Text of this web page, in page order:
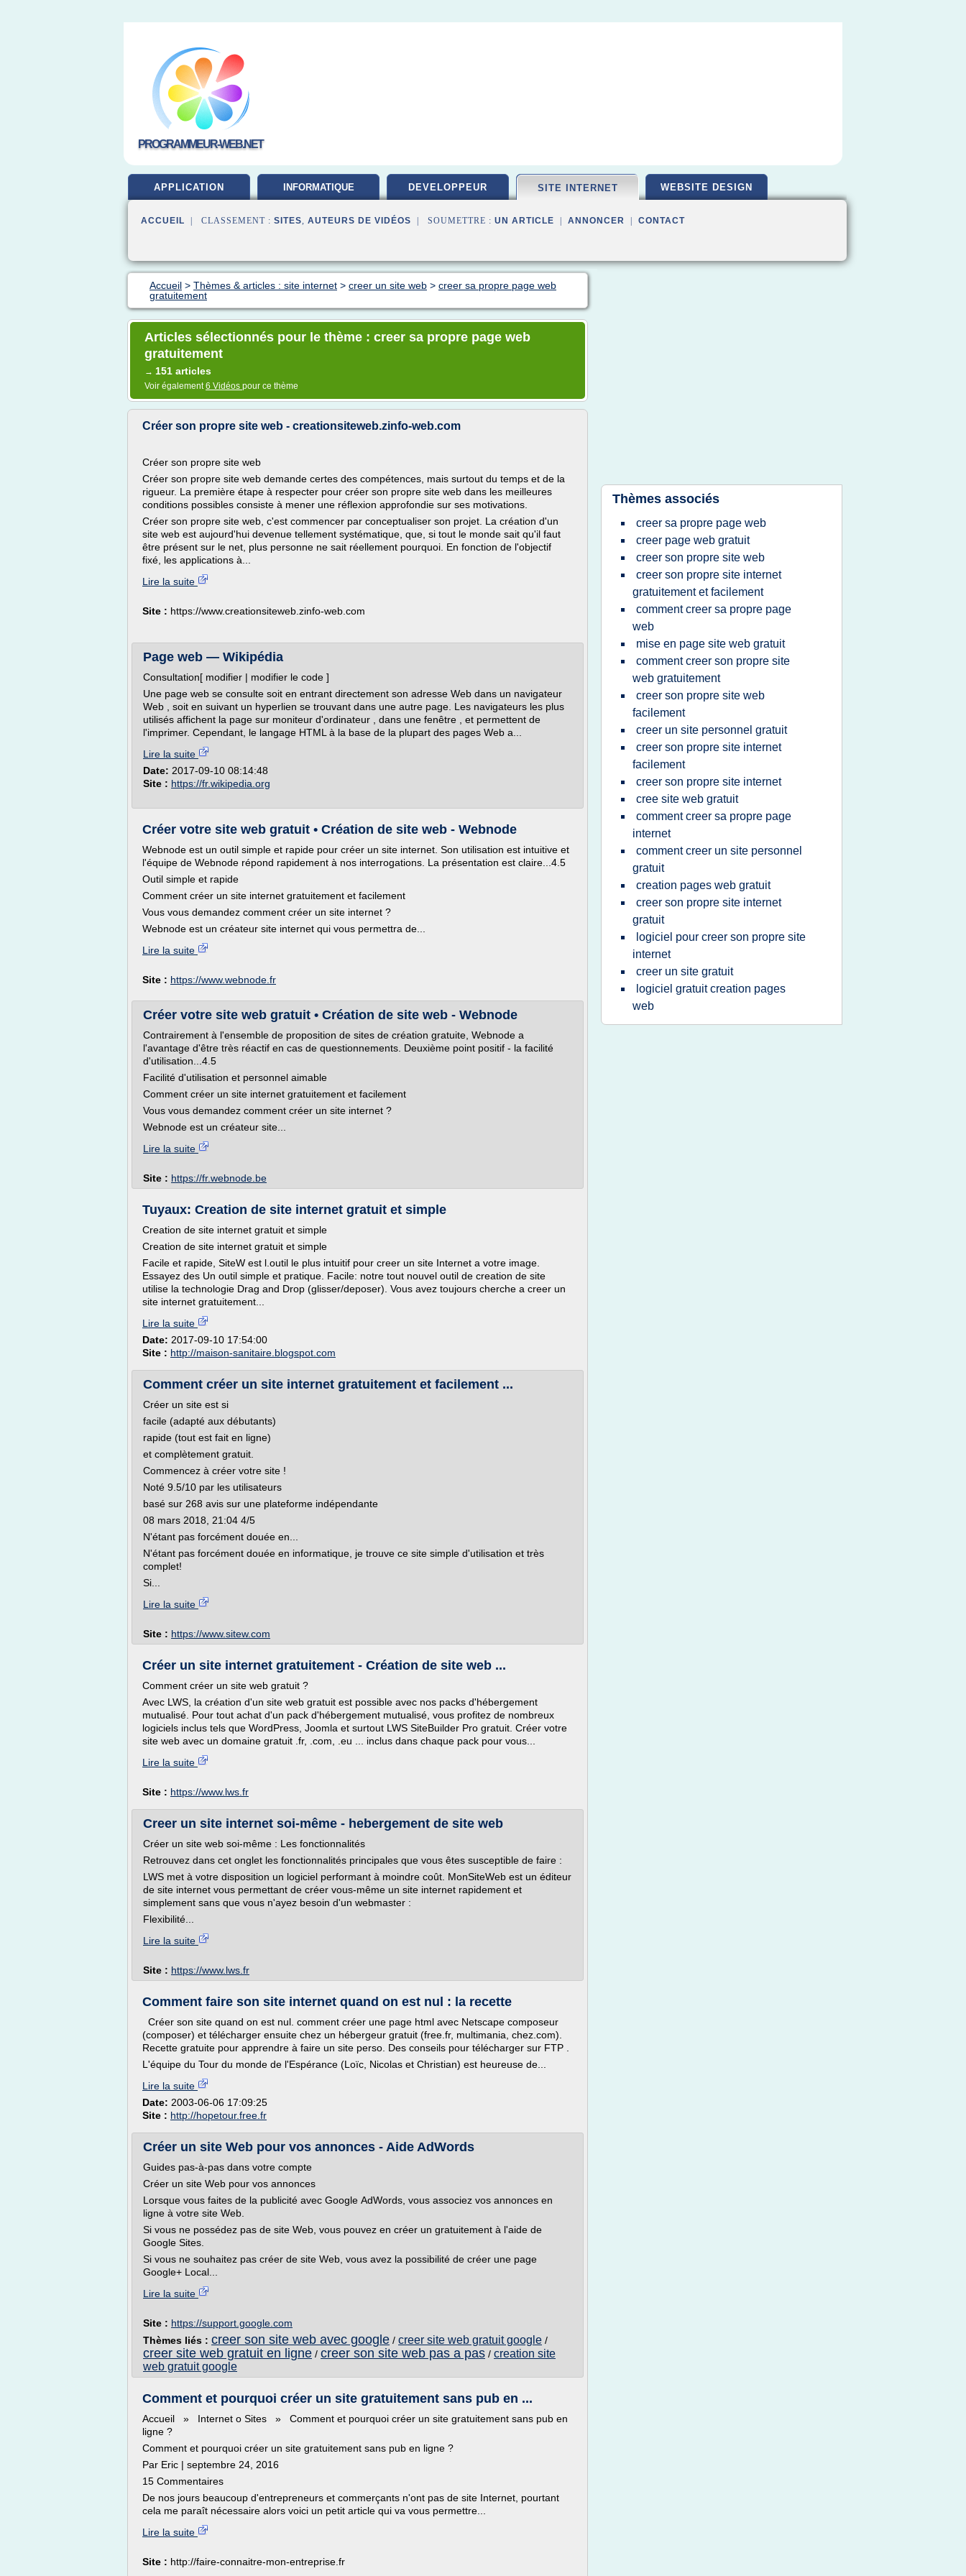
PROGRAMMEUR-WEB.NET
APPLICATION INFORMATIQUE DEVELOPPEUR SITE INTERNET WEBSITE DESIGN
ACCUEIL | CLASSEMENT : SITES, AUTEURS DE VIDÉOS | SOUMETTRE : UN ARTICLE ANNONCER CONTACT
Accueil > Thèmes & articles : site internet > creer un site web > creer sa propre page web
gratuitement
Articles sélectionnés pour le thème : creer sa propre page web
gratuitement
→ 151 articles
Voir également6 Vidéos pour ce thème
Créer son propre site web - creationsiteweb.zinfo-web.com
Créer son propre site web
Créer son propre site web demande certes des compétences, mais surtout du temps et de la
rigueur. La première étape à respecter pour créer son propre site web dans les meilleures
conditions possibles consiste à mener une réflexion approfondie sur ses motivations.
Créer son propre site web, c'est commencer par conceptualiser son projet. La création d'un
site web est aujourd'hui devenue tellement systématique, que, si tout le monde sait qu'il faut
être présent sur le net, plus personne ne sait réellement pourquoi. En fonction de l'objectif
fixé, les applications à...
Lire la suite
Site : https://www.creationsiteweb.zinfo-web.com
Page web — Wikipédia
Consultation[ modifier | modifier le code ]
Une page web se consulte soit en entrant directement son adresse Web dans un navigateur
Web , soit en suivant un hyperlien se trouvant dans une autre page. Les navigateurs les plus
utilisés affichent la page sur moniteur d'ordinateur , dans une fenêtre , et permettent de
l'imprimer. Cependant, le langage HTML à la base de la plupart des pages Web a...
Lire la suite
Date: 2017-09-10 08:14:48
Site : https://fr.wikipedia.org
Créer votre site web gratuit • Création de site web - Webnode
Webnode est un outil simple et rapide pour créer un site internet. Son utilisation est intuitive et
l'équipe de Webnode répond rapidement à nos interrogations. La présentation est claire...4.5
Outil simple et rapide
Comment créer un site internet gratuitement et facilement
Vous vous demandez comment créer un site internet ?
Webnode est un créateur site internet qui vous permettra de...
Lire la suite
Site : https://www.webnode.fr
Créer votre site web gratuit • Création de site web - Webnode
Contrairement à l'ensemble de proposition de sites de création gratuite, Webnode a
l'avantage d'être très réactif en cas de questionnements. Deuxième point positif - la facilité
d'utilisation...4.5
Facilité d'utilisation et personnel aimable
Comment créer un site internet gratuitement et facilement
Vous vous demandez comment créer un site internet ?
Webnode est un créateur site...
Lire la suite
Site : https://fr.webnode.be
Tuyaux: Creation de site internet gratuit et simple
Creation de site internet gratuit et simple
Creation de site internet gratuit et simple
Facile et rapide, SiteW est l.outil le plus intuitif pour creer un site Internet a votre image.
Essayez des Un outil simple et pratique. Facile: notre tout nouvel outil de creation de site
utilise la technologie Drag and Drop (glisser/deposer). Vous avez toujours cherche a creer un
site internet gratuitement...
Lire la suite
Date: 2017-09-10 17:54:00
Site : http://maison-sanitaire.blogspot.com
Comment créer un site internet gratuitement et facilement ...
Créer un site est si
facile (adapté aux débutants)
rapide (tout est fait en ligne)
et complètement gratuit.
Commencez à créer votre site !
Noté 9.5/10 par les utilisateurs
basé sur 268 avis sur une plateforme indépendante
08 mars 2018, 21:04 4/5
N'étant pas forcément douée en...
N'étant pas forcément douée en informatique, je trouve ce site simple d'utilisation et très
complet!
Si...
Lire la suite
Site : https://www.sitew.com
Créer un site internet gratuitement - Création de site web ...
Comment créer un site web gratuit ?
Avec LWS, la création d'un site web gratuit est possible avec nos packs d'hébergement
mutualisé. Pour tout achat d'un pack d'hébergement mutualisé, vous profitez de nombreux
logiciels inclus tels que WordPress, Joomla et surtout LWS SiteBuilder Pro gratuit. Créer votre
site web avec un domaine gratuit .fr, .com, .eu ... inclus dans chaque pack pour vous...
Lire la suite
Site : https://www.lws.fr
Creer un site internet soi-même - hebergement de site web
Créer un site web soi-même : Les fonctionnalités
Retrouvez dans cet onglet les fonctionnalités principales que vous êtes susceptible de faire :
LWS met à votre disposition un logiciel performant à moindre coût. MonSiteWeb est un éditeur
de site internet vous permettant de créer vous-même un site internet rapidement et
simplement sans que vous n'ayez besoin d'un webmaster :
Flexibilité...
Lire la suite
Site : https://www.lws.fr
Comment faire son site internet quand on est nul : la recette
Créer son site quand on est nul. comment créer une page html avec Netscape composeur
(composer) et télécharger ensuite chez un hébergeur gratuit (free.fr, multimania, chez.com).
Recette gratuite pour apprendre à faire un site perso. Des conseils pour télécharger sur FTP .
L'équipe du Tour du monde de l'Espérance (Loïc, Nicolas et Christian) est heureuse de...
Lire la suite
Date: 2003-06-06 17:09:25
Site : http://hopetour.free.fr
Créer un site Web pour vos annonces - Aide AdWords
Guides pas-à-pas dans votre compte
Créer un site Web pour vos annonces
Lorsque vous faites de la publicité avec Google AdWords, vous associez vos annonces en
ligne à votre site Web.
Si vous ne possédez pas de site Web, vous pouvez en créer un gratuitement à l'aide de
Google Sites.
Si vous ne souhaitez pas créer de site Web, vous avez la possibilité de créer une page
Google+ Local...
Lire la suite
Site : https://support.google.com
Thèmes liés : creer son site web avec google / creer site web gratuit google /
creer site web gratuit en ligne / creer son site web pas a pas / creation site
web gratuit google
Comment et pourquoi créer un site gratuitement sans pub en ...
Accueil » Internet o Sites » Comment et pourquoi créer un site gratuitement sans pub en
ligne ?
Comment et pourquoi créer un site gratuitement sans pub en ligne ?
Par Eric | septembre 24, 2016
15 Commentaires
De nos jours beaucoup d'entrepreneurs et commerçants n'ont pas de site Internet, pourtant
cela me paraît nécessaire alors voici un petit article qui va vous permettre...
Lire la suite
Site : http://faire-connaitre-mon-entreprise.fr
Thèmes associés
creer sa propre page web
creer page web gratuit
creer son propre site web
creer son propre site internet
gratuitement et facilement
comment creer sa propre page
web
mise en page site web gratuit
comment creer son propre site
web gratuitement
creer son propre site web
facilement
creer un site personnel gratuit
creer son propre site internet
facilement
creer son propre site internet
cree site web gratuit
comment creer sa propre page
internet
comment creer un site personnel
gratuit
creation pages web gratuit
creer son propre site internet
gratuit
logiciel pour creer son propre site
internet
creer un site gratuit
logiciel gratuit creation pages
web